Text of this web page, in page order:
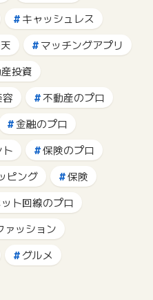
キャッシュレス
マッチングアプリ
投資
不動産のプロ
金融のプロ
保険のプロ
ピング
保険
ト回線のプロ
ァッション
グルメ